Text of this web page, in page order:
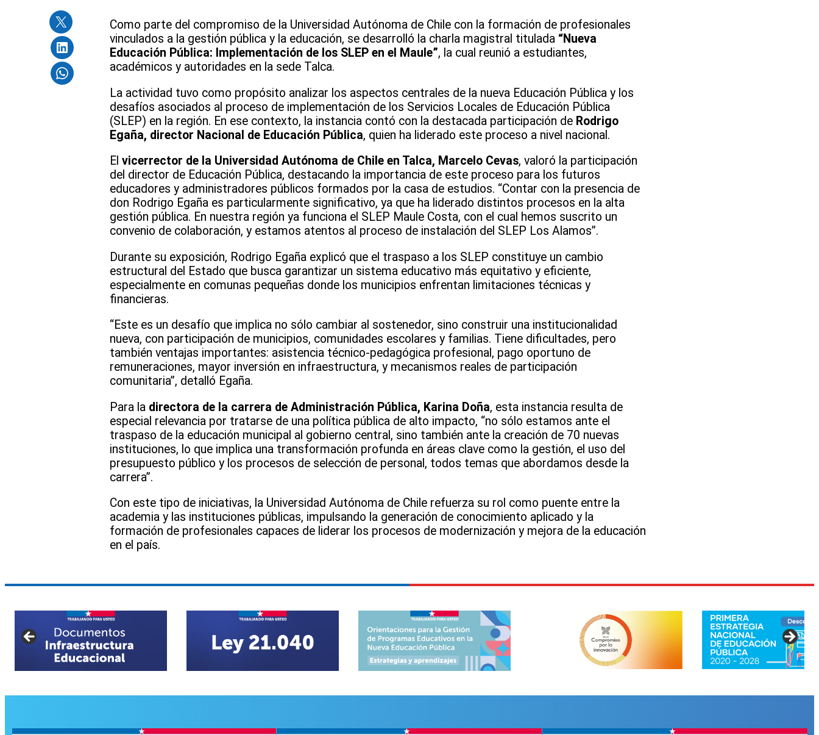
Como parte del compromiso de la Universidad Autónoma de Chile con la formación de profesionales
vinculados a la gestión pública y la educación, se desarrolló la charla magistral titulada “Nueva
Educación Pública: Implementación de los SLEP en el Maule”, la cual reunió a estudiantes,
académicos y autoridades en la sede Talca.
La actividad tuvo como propósito analizar los aspectos centrales de la nueva Educación Pública y los
desafíos asociados al proceso de implementación de los Servicios Locales de Educación Pública
(SLEP) en la región. En ese contexto, la instancia contó con la destacada participación de Rodrigo
Egaña, director Nacional de Educación Pública, quien ha liderado este proceso a nivel nacional.
El vicerrector de la Universidad Autónoma de Chile en Talca, Marcelo Cevas, valoró la participación
del director de Educación Pública, destacando la importancia de este proceso para los futuros
educadores y administradores públicos formados por la casa de estudios. “Contar con la presencia de
don Rodrigo Egaña es particularmente significativo, ya que ha liderado distintos procesos en la alta
gestión pública. En nuestra región ya funciona el SLEP Maule Costa, con el cual hemos suscrito un
convenio de colaboración, y estamos atentos al proceso de instalación del SLEP Los Alamos”.
Durante su exposición, Rodrigo Egaña explicó que el traspaso a los SLEP constituye un cambio
estructural del Estado que busca garantizar un sistema educativo más equitativo y eficiente,
especialmente en comunas pequeñas donde los municipios enfrentan limitaciones técnicas y
financieras.
“Este es un desafío que implica no sólo cambiar al sostenedor, sino construir una institucionalidad
nueva, con participación de municipios, comunidades escolares y familias. Tiene dificultades, pero
también ventajas importantes: asistencia técnico-pedagógica profesional, pago oportuno de
remuneraciones, mayor inversión en infraestructura, y mecanismos reales de participación
comunitaria”, detalló Egaña.
Para la directora de la carrera de Administración Pública, Karina Doña, esta instancia resulta de
especial relevancia por tratarse de una política pública de alto impacto, “no sólo estamos ante el
traspaso de la educación municipal al gobierno central, sino también ante la creación de 70 nuevas
instituciones, lo que implica una transformación profunda en áreas clave como la gestión, el uso del
presupuesto público y los procesos de selección de personal, todos temas que abordamos desde la
carrera”.
Con este tipo de iniciativas, la Universidad Autónoma de Chile refuerza su rol como puente entre la
academia y las instituciones públicas, impulsando la generación de conocimiento aplicado y la
formación de profesionales capaces de liderar los procesos de modernización y mejora de la educación
en el país.